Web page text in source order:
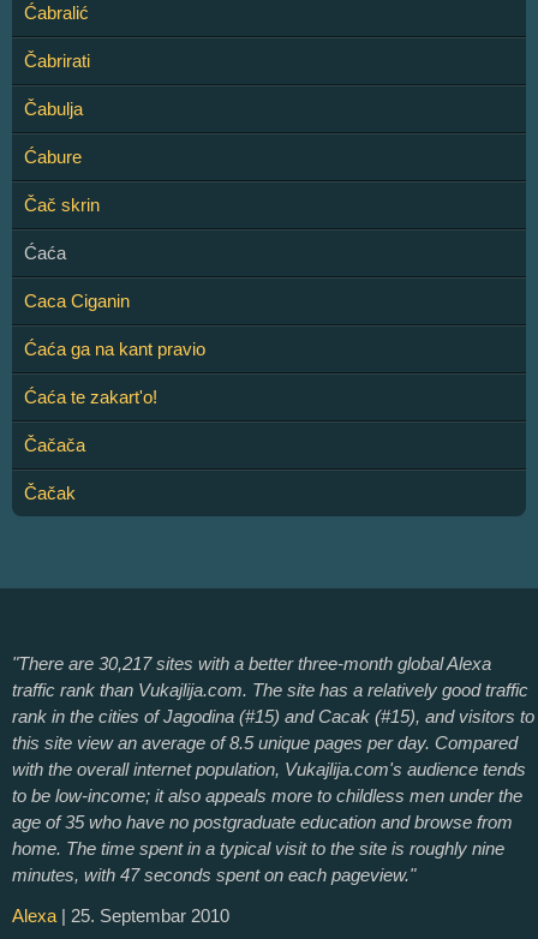
Ćabralić
Čabrirati
Čabulja
Ćabure
Čač skrin
Ćaća
Caca Ciganin
Ćaća ga na kant pravio
Ćaća te zakart'o!
Čačača
Čačak
"There are 30,217 sites with a better three-month global Alexa
traffic rank than Vukajlija.com. The site has a relatively good traffic
rank in the cities of Jagodina (#15) and Cacak (#15), and visitors to
this site view an average of 8.5 unique pages per day. Compared
with the overall internet population, Vukajlija.com's audience tends
to be low-income; it also appeals more to childless men under the
age of 35 who have no postgraduate education and browse from
home. The time spent in a typical visit to the site is roughly nine
minutes, with 47 seconds spent on each pageview."
Alexa | 25. Septembar 2010